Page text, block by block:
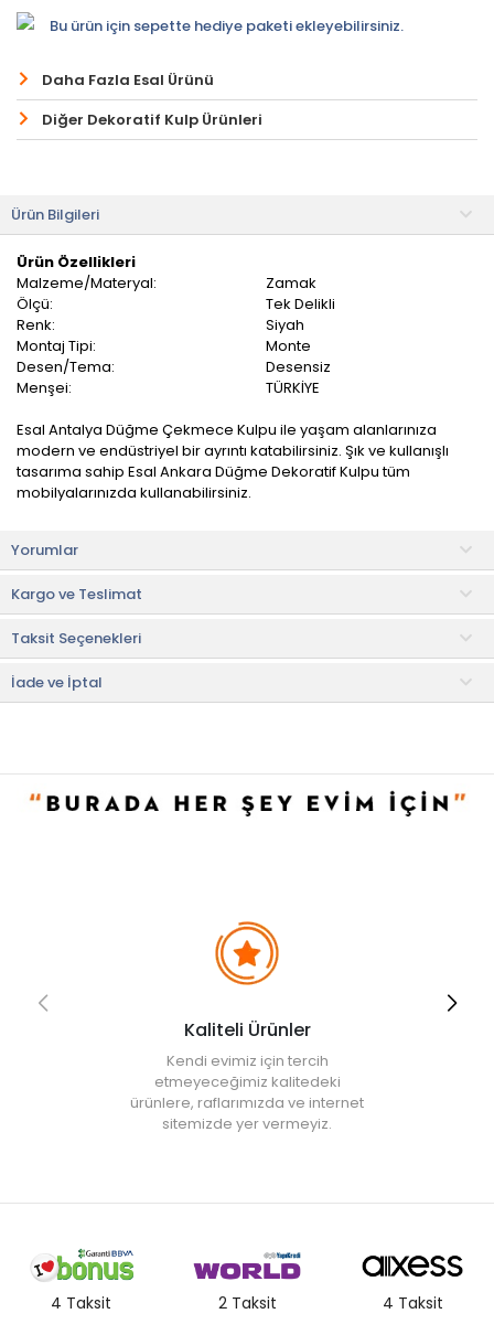
Bu ürün için sepette hediye paketi ekleyebilirsiniz.
Daha Fazla Esal Ürünü
Diğer Dekoratif Kulp Ürünleri
Ürün Bilgileri
Ürün Özellikleri
Malzeme/Materyal:
Zamak
Ölçü:
Tek Delikli
Renk:
Siyah
Montaj Tipi:
Monte
Desen/Tema:
Desensiz
Menşei:
TÜRKİYE
Esal Antalya Düğme Çekmece Kulpu ile yaşam alanlarınıza
modern ve endüstriyel bir ayrıntı katabilirsiniz. Şık ve kullanışlı
tasarıma sahip Esal Ankara Düğme Dekoratif Kulpu tüm
mobilyalarınızda kullanabilirsiniz.
bulunan vida noktaları arasındaki mesafeyi ölçünüz.
• Not:Bu fiyat perakende satışlar için belirlenmiştir. Toplu alımlar
Evidea tarafından incelenecek ve uygun bulunmayan siparişler
iptal edilecektir.
• " Ürün görsellerinde ışık, ortam ve dijital düzenlemelere bağlı
olarak renk ve doku farklılıkları oluşabilir. "
Yorumlar
Kargo ve Teslimat
Taksit Seçenekleri
İade ve İptal
Kaliteli Ürünler
Kendi evimiz için tercih
etmeyeceğimiz kalitedeki
ürünlere, raflarımızda ve internet
sitemizde yer vermeyiz.
4 Taksit 2 Taksit 4 Taksit